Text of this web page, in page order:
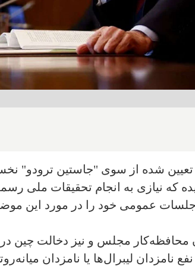
تعیین شده از سوی "جاستین ترودو"
که نیازی به انجام تحقیقات ملی
جلسات عمومی خود را در مورد این
محافظه‌کار مجلس و نیز دخالت چین در
نامزدان لیبرال‌ها یا نامزدان